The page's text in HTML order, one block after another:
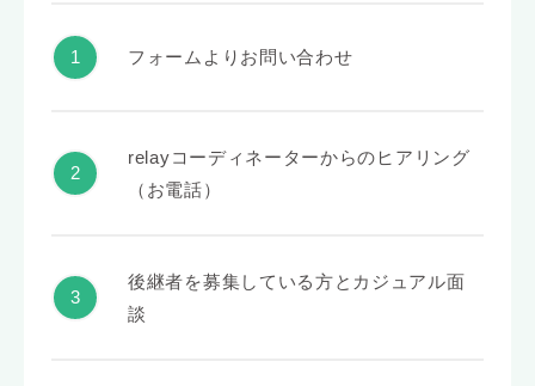
フォームよりお問い合わせ
relayコーディネーターからのヒアリング
（お電話）
後継者を募集している方とカジュアル面
談